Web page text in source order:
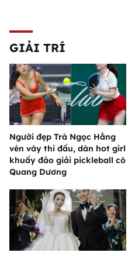
GIẢI TRÍ
Người đẹp Trà Ngọc Hằng
vén váy thi đấu, dàn hot girl
khuấy đảo giải pickleball có
Quang Dương